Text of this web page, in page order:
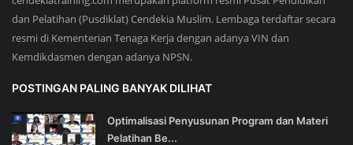
dan Pelatihan (Pusdiklat) Cendekia Muslim. Lembaga terdaftar secara
resmi di Kementerian Tenaga Kerja dengan adanya VIN dan
Kemdikdasmen dengan adanya NPSN.
POSTINGAN PALING BANYAK DILIHAT
Optimalisasi Penyusunan Program dan Materi
Pelatihan Be...